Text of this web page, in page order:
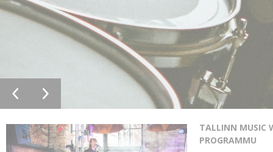
TALLINN MUSIC
PROGRAMMU